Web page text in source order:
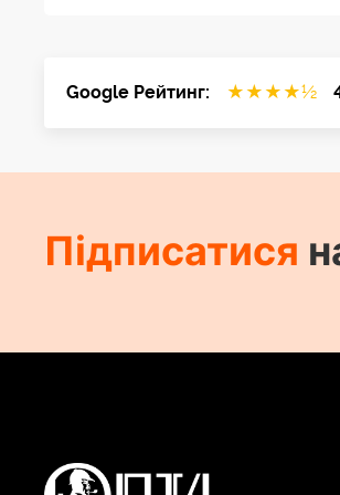
Google Рейтинг: ★ ★ ★ ★½
Підписатися